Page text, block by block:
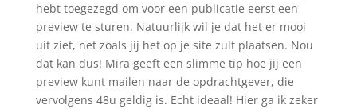
hebt toegezegd om voor een publicatie eerst een
preview te sturen. Natuurlijk wil je dat het er mooi
uit ziet, net zoals jij het op je site zult plaatsen. Nou
dat kan dus! Mira geeft een slimme tip hoe jij een
preview kunt mailen naar de opdrachtgever, die
vervolgens 48u geldig is. Echt ideaal! Hier ga ik zeker